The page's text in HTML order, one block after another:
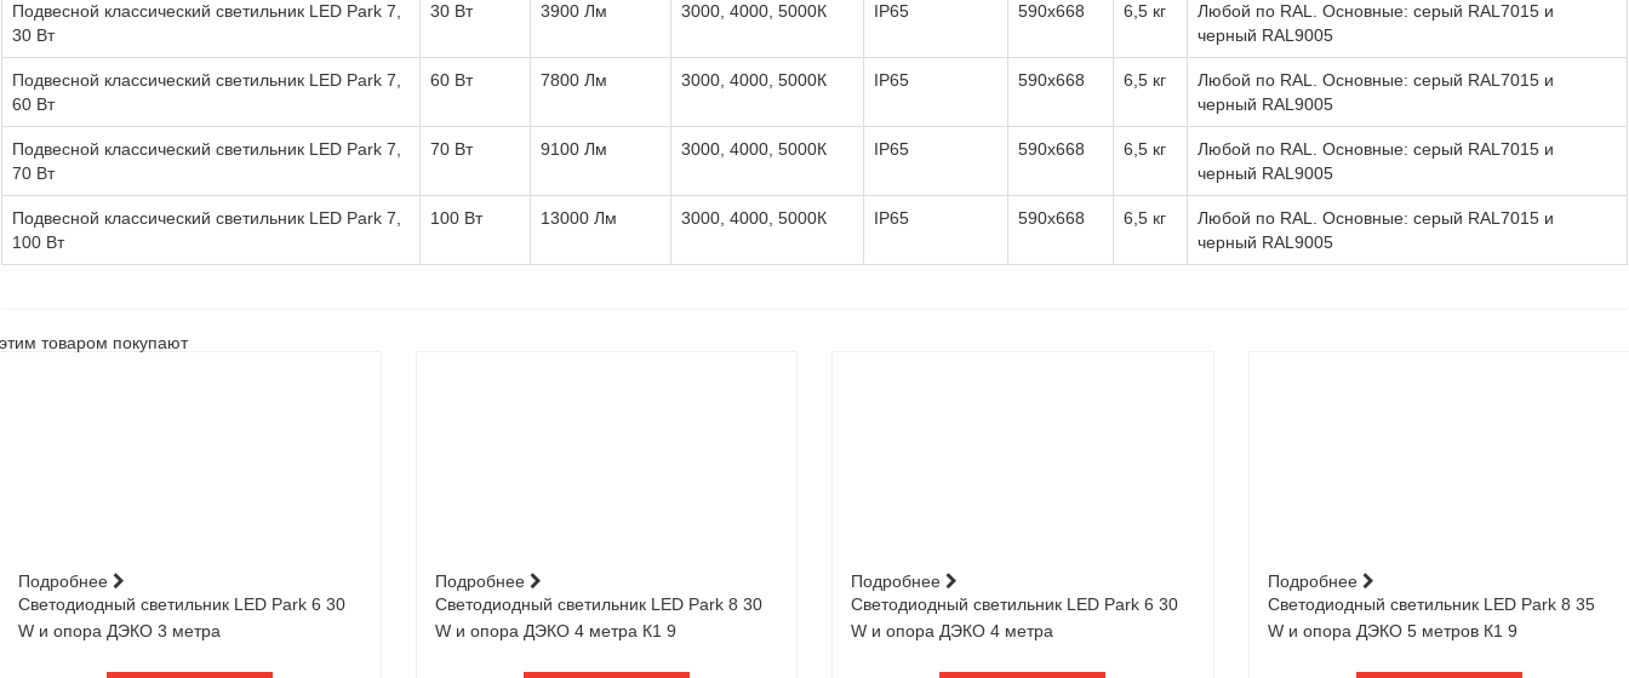
Подвесной классический светильник LED Park 7,
30 Вт
30 Вт 3900 Лм 3000, 4000, 5000К IP65 590х668 6,5 кг
Любой по RAL. Основные: серый RAL7015 и
черный RAL9005
Подвесной классический светильник LED Park 7,
60 Вт
60 Вт 7800 Лм 3000, 4000, 5000К IP65 590х668 6,5 кг
Любой по RAL. Основные: серый RAL7015 и
черный RAL9005
Подвесной классический светильник LED Park 7,
70 Вт
70 Вт 9100 Лм 3000, 4000, 5000К IP65 590х668 6,5 кг
Любой по RAL. Основные: серый RAL7015 и
черный RAL9005
Подвесной классический светильник LED Park 7,
100 Вт
100 Вт 13000 Лм 3000, 4000, 5000К IP65 590х668 6,5 кг
Любой по RAL. Основные: серый RAL7015 и
черный RAL9005
товаром покупают
Подробнее
Светодиодный светильник LED Park 6 30
W и опора ДЭКО 3 метра
Подробнее
Светодиодный светильник LED Park 8 30
W и опора ДЭКО 4 метра К1 9
Подробнее
Светодиодный светильник LED Park 6 30
W и опора ДЭКО 4 метра
Подробнее
Светодиодный светильник LED Park 8 35
W и опора ДЭКО 5 метров К1 9